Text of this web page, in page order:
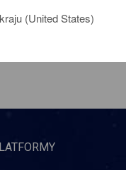
notowania w
(United States)